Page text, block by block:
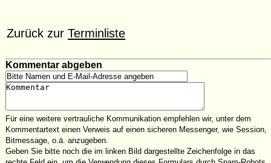
Zurück zurTerminliste
Kommentar abgeben
Für eine weitere vertrauliche Kommunikation empfehlen wir, unter dem
Kommentartext einen Verweis auf einen sicheren Messenger, wie Session,
Bitmessage, o.ä. anzugeben.
Geben Sie bitte noch die im linken Bild dargestellte Zeichenfolge in das